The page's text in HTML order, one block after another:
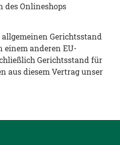
des Onlineshops
Gerichtsstand
einem anderen EU-
Gerichtsstand für
aus diesem Vertrag unser